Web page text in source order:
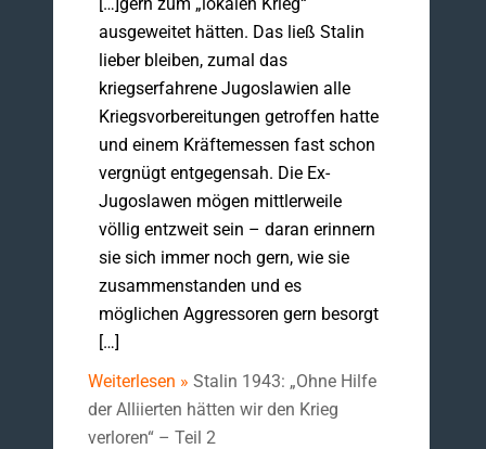
ausgeweitet hätten. Das ließ Stalin
lieber bleiben, zumal das
kriegserfahrene Jugoslawien alle
Kriegsvorbereitungen getroffen hatte
und einem Kräftemessen fast schon
vergnügt entgegensah. Die Ex-
Jugoslawen mögen mittlerweile
völlig entzweit sein – daran erinnern
sie sich immer noch gern, wie sie
zusammenstanden und es
möglichen Aggressoren gern besorgt
[…]
Weiterlesen » Stalin 1943: „Ohne Hilfe
der Alliierten hätten wir den Krieg
verloren“ – Teil 2